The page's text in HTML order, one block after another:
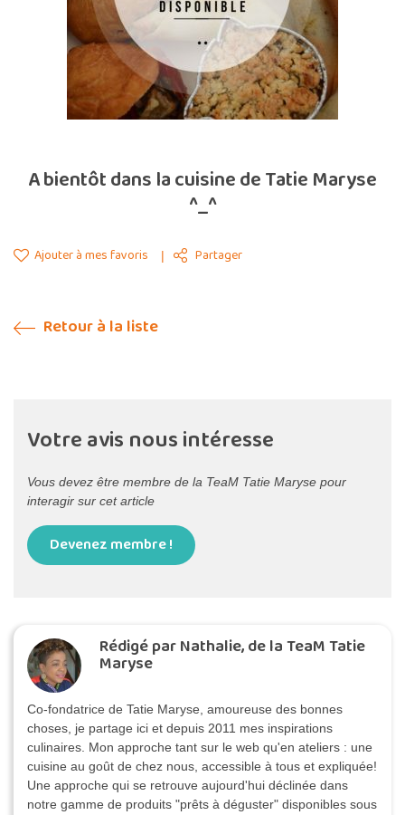
A bientôt dans la cuisine de Tatie Maryse
^_^
Ajouter à mes favoris Partager
Retour à la liste
Votre avis nous intéresse
Vous devez être membre de la TeaM Tatie Maryse pour
interagir sur cet article
Devenez membre !
Rédigé par Nathalie, de la TeaM Tatie
Maryse
Co-fondatrice de Tatie Maryse, amoureuse des bonnes
choses, je partage ici et depuis 2011 mes inspirations
culinaires. Mon approche tant sur le web qu'en ateliers : une
cuisine au goût de chez nous, accessible à tous et expliquée!
Une approche qui se retrouve aujourd'hui déclinée dans
notre gamme de produits "prêts à déguster" disponibles sous